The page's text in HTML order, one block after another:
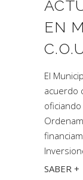
EN
El
acuerdo
SABER +